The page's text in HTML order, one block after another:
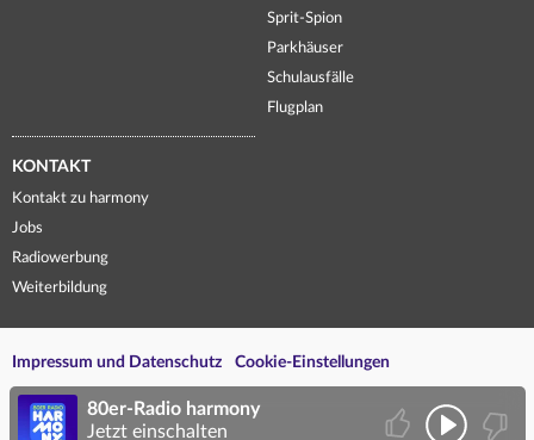
Sprit-Spion
Parkhäuser
Schulausfälle
Flugplan
KONTAKT
Kontakt zu harmony
Jobs
Radiowerbung
Weiterbildung
Impressum und Datenschutz Cookie-Einstellungen
80er-Radio harmony
Jetzt einschalten